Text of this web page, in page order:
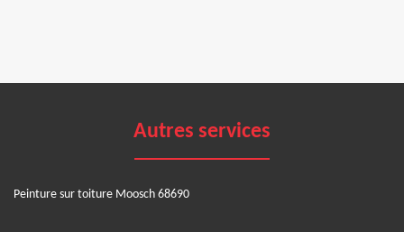
Autres services
Peinture sur toiture Moosch 68690